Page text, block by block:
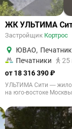
ЖК УЛЬТИМА
Застройщик Кортрос
ЮВАО,
Печатники
25
от 18 316 390 ₽
УЛЬТИМА Сити — жилой
на юго-востоке